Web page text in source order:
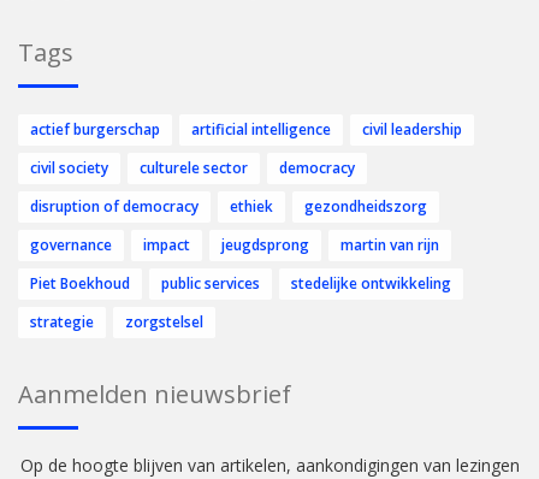
Tags
actief burgerschap artificial intelligence
civil leadership
civil society
culturele sector
democracy
disruption of democracy
ethiek
gezondheidszorg
governance
impact jeugdsprong
martin van rijn
Piet Boekhoud
public services
stedelijke ontwikkeling
strategie
zorgstelsel
Aanmelden nieuwsbrief
Op de hoogte blijven van artikelen, aankondigingen van lezingen